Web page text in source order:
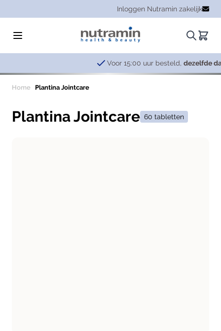
Inloggen Nutramin zakelijk
Zoeken.
Voor 15:00 uur besteld,dezelfde dag verzonden
Home Plantina Jointcare
Plantina Jointcare 60 tabletten